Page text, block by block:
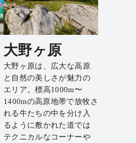
大野ヶ原
大野ヶ原は、広大な高原
と自然の美しさが魅力の
エリア。標高1000m〜
1400mの高原地帯で放牧さ
れる牛たちの中を分け入
るように敷かれた道では
テクニカルなコーナーや